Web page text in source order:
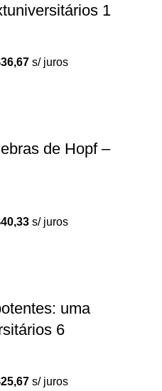
1
36,67 s/ juros
de Hopf –
40,33 s/ juros
uma
6
25,67 s/ juros